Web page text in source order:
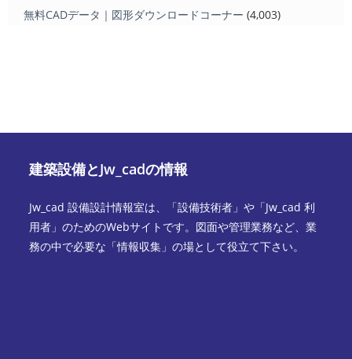
無料CADデータ｜図形ダウンロードコーナー (4,003)
建築設備とJw_cadの情報
Jw_cad 設備設計情報室は、「設備技術者」や「Jw_cad 利
用者」のためのWebサイトです。図面や管理業務など、業
務の中で必要な「情報収集」の場として役立て下さい。